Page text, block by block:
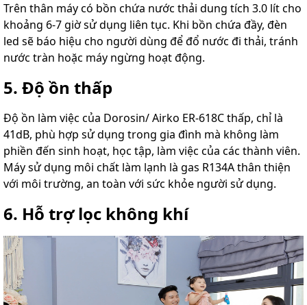
Trên thân máy có bồn chứa nước thải dung tích 3.0 lít cho
khoảng 6-7 giờ sử dụng liên tục. Khi bồn chứa đầy, đèn
led sẽ báo hiệu cho người dùng để đổ nước đi thải, tránh
nước tràn hoặc máy ngừng hoạt động.
5. Độ ồn thấp
Độ ồn làm việc của Dorosin/ Airko ER-618C thấp, chỉ là
41dB, phù hợp sử dụng trong gia đình mà không làm
phiền đến sinh hoạt, học tập, làm việc của các thành viên.
Máy sử dụng môi chất làm lạnh là gas R134A thân thiện
với môi trường, an toàn với sức khỏe người sử dụng.
6. Hỗ trợ lọc không khí